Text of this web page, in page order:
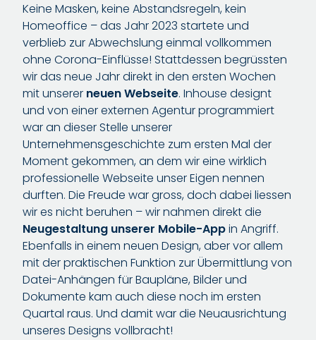
Keine Masken, keine Abstandsregeln, kein
Homeoffice – das Jahr 2023 startete und
verblieb zur Abwechslung einmal vollkommen
ohne Corona-Einflüsse! Stattdessen begrüssten
wir das neue Jahr direkt in den ersten Wochen
mit unserer neuen Webseite. Inhouse designt
und von einer externen Agentur programmiert
war an dieser Stelle unserer
Unternehmensgeschichte zum ersten Mal der
Moment gekommen, an dem wir eine wirklich
professionelle Webseite unser Eigen nennen
durften. Die Freude war gross, doch dabei liessen
wir es nicht beruhen – wir nahmen direkt die
Neugestaltung unserer Mobile-Appin Angriff.
Ebenfalls in einem neuen Design, aber vor allem
mit der praktischen Funktion zur Übermittlung von
Datei-Anhängen für Baupläne, Bilder und
Dokumente kam auch diese noch im ersten
Quartal raus. Und damit war die Neuausrichtung
unseres Designs vollbracht!